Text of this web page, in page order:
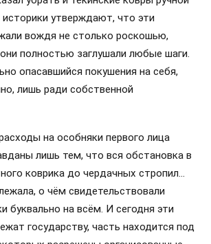
Сталина, пожалуй, были его
в стране для вождя построили и
резиденций было на юге
Абхазии. Любимая, так
дача», в которой Сталин
находилась в подмосковном
автокортеж вождя доезжал всего за
и безопасность бюджет тратил
домах отсутствовала показная
которую Сталин ненавидел: всё было